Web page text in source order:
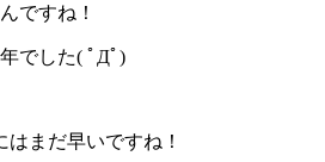
ですね！
でした( ﾟДﾟ)
まだ早いですね！